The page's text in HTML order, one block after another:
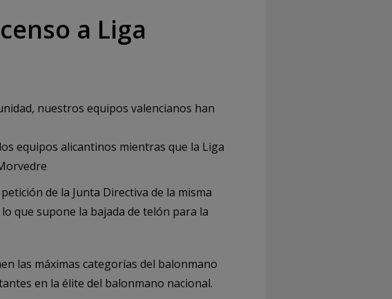
a Liga
nuestros equipos valencianos han
equipos alicantinos mientras que la Liga
de la Junta Directiva de la misma
que supone la bajada de telón para la
las máximas categorías del balonmano
en la élite del balonmano nacional.